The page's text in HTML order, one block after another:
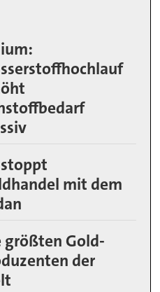
stoppt
mit dem
größten Gold-
der